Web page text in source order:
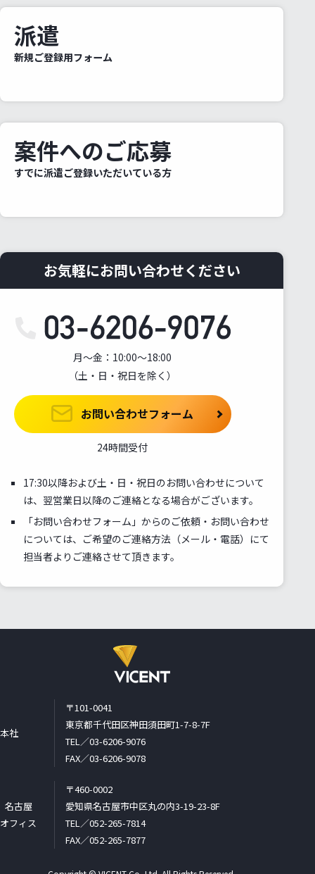
派遣
新規ご登録用フォーム
案件へのご応募
すでに派遣ご登録いただいている方
お気軽にお問い合わせください
月～金：10:00～18:00
（土・日・祝日を除く）
お問い合わせフォーム
24時間受付
17:30以降および土・日・祝日のお問い合わせについて
は、翌営業日以降のご連絡となる場合がございます。
「お問い合わせフォーム」からのご依頼・お問い合わせ
については、ご希望のご連絡方法（メール・電話）にて
担当者よりご連絡させて頂きます。
本社
〒101-0041
東京都千代田区神田須田町1-7-8-7F
TEL／03-6206-9076
FAX／03-6206-9078
名古屋
オフィス
〒460-0002
愛知県名古屋市中区丸の内3-19-23-8F
TEL／052-265-7814
FAX／052-265-7877